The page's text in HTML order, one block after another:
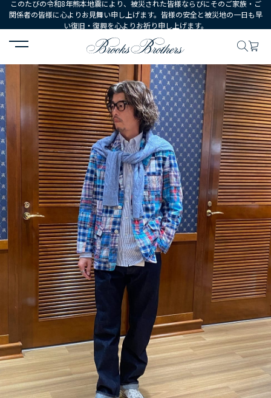
このたびの令和8年熊本地震により、被災された皆様ならびにそのご家族・ご
関係者の皆様に心よりお見舞い申し上げます。皆様の安全と被災地の一日も早
い復旧・復興を心よりお祈り申し上げます。
HOME コーディネート コーディネート詳細